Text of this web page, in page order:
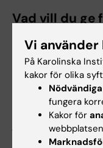
Vad vill du ge
funderar på
program?
Är du
att du gör dina
jobba som
att få bättre
Vi
På Karolinska
kakor för olika
Nödvändiga
fungera
Kakor för